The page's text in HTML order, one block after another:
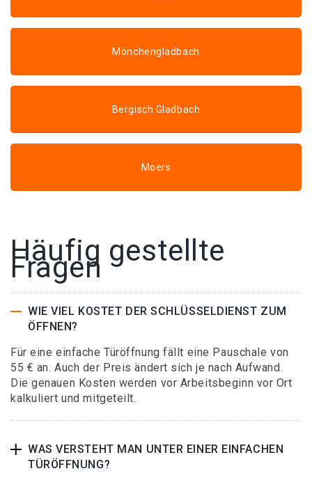
Mönchengladbach
Bergisch Gladbach
Moers
Häufig gestellte
Fragen
WIE VIEL KOSTET DER SCHLÜSSELDIENST ZUM
ÖFFNEN?
Für eine einfache Türöffnung fällt eine Pauschale von
55 € an. Auch der Preis ändert sich je nach Aufwand.
Die genauen Kosten werden vor Arbeitsbeginn vor Ort
kalkuliert und mitgeteilt.
WAS VERSTEHT MAN UNTER EINER EINFACHEN
TÜRÖFFNUNG?